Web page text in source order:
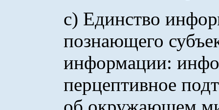
с) Единство
познающего
информации:
перцептивное